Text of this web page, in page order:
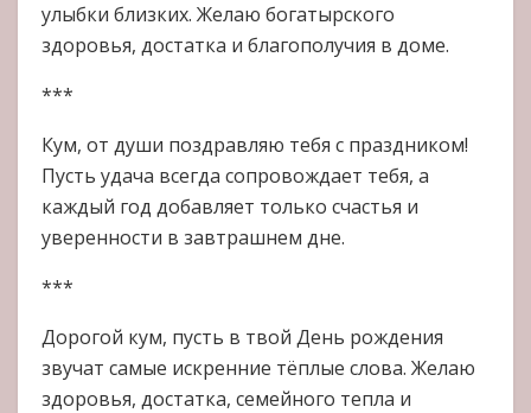
улыбки близких. Желаю богатырского
здоровья, достатка и благополучия в доме.
***
Кум, от души поздравляю тебя с праздником!
Пусть удача всегда сопровождает тебя, а
каждый год добавляет только счастья и
уверенности в завтрашнем дне.
***
Дорогой кум, пусть в твой День рождения
звучат самые искренние тёплые слова. Желаю
здоровья, достатка, семейного тепла и